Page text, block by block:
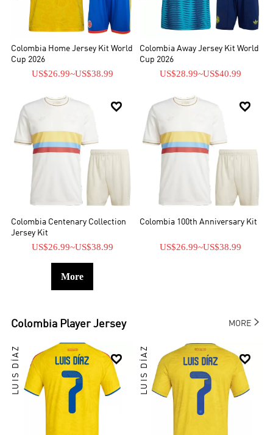
Colombia Home Jersey Kit World
Cup 2026
US$26.99~US$38.99
Colombia Away Jersey Kit World
Cup 2026
US$28.99~US$40.99

Colombia Centenary Collection
Jersey Kit
US$26.99~US$38.99

Colombia 100th Anniversary Kit
US$26.99~US$38.99
More
Colombia Player Jersey MORE

LUIS DÍAZ 
LUIS DÍAZ